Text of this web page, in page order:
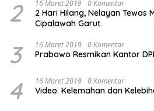
2 16 Maret 2019 0 Komentar
2 Hari Hilang, Nelayan Tewas
Cipalawah Garut
3 16 Maret 2019 0 Komentar
Prabowo Resmikan Kantor
4 16 Maret 2019 0 Komentar
Video: Kelemahan dan